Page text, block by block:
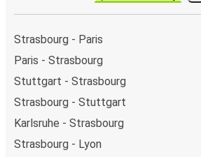
Strasbourg - Paris
Paris - Strasbourg
Stuttgart - Strasbourg
Strasbourg - Stuttgart
Karlsruhe - Strasbourg
Strasbourg - Lyon